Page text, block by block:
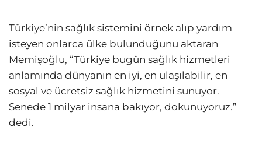
Türkiye’nin sağlık sistemini örnek alıp yardım
isteyen onlarca ülke bulunduğunu aktaran
Memişoğlu, “Türkiye bugün sağlık hizmetleri
anlamında dünyanın en iyi, en ulaşılabilir, en
sosyal ve ücretsiz sağlık hizmetini sunuyor.
Senede 1 milyar insana bakıyor, dokunuyoruz.”
dedi.